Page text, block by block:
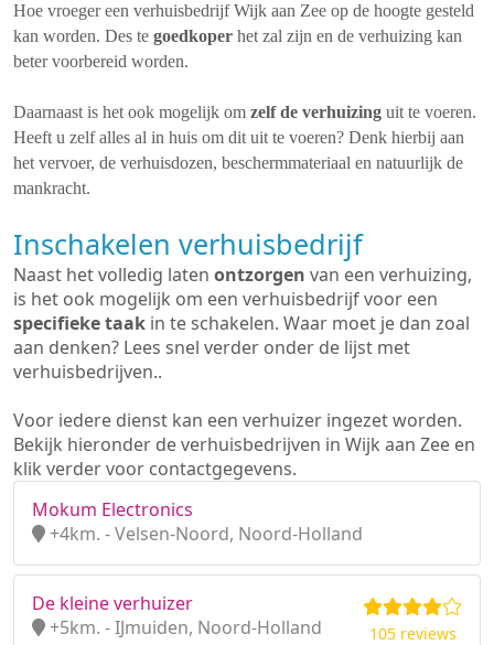
Hoe vroeger een verhuisbedrijf Wijk aan Zee op de hoogte gesteld
kan worden. Des te goedkoper het zal zijn en de verhuizing kan
beter voorbereid worden.
Daarnaast is het ook mogelijk om zelf de verhuizing uit te voeren.
Heeft u zelf alles al in huis om dit uit te voeren? Denk hierbij aan
het vervoer, de verhuisdozen, beschermmateriaal en natuurlijk de
mankracht.
Inschakelen verhuisbedrijf
Naast het volledig laten ontzorgen van een verhuizing,
is het ook mogelijk om een verhuisbedrijf voor een
specifieke taak in te schakelen. Waar moet je dan zoal
aan denken? Lees snel verder onder de lijst met
verhuisbedrijven..
Voor iedere dienst kan een verhuizer ingezet worden.
Bekijk hieronder de verhuisbedrijven in Wijk aan Zee en
klik verder voor contactgegevens.
Mokum Electronics
+4km. - Velsen-Noord, Noord-Holland
De kleine verhuizer
+5km. - IJmuiden, Noord-Holland
105 reviews